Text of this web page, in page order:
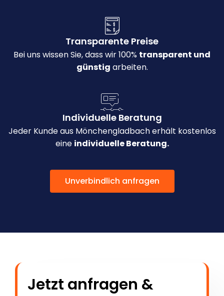
Transparente Preise
Bei uns wissen Sie, dass wir 100% transparent und
günstig arbeiten.
Individuelle Beratung
Jeder Kunde aus Mönchengladbach erhält kostenlos
eine individuelle Beratung.
Unverbindlich anfragen
Jetzt anfragen &